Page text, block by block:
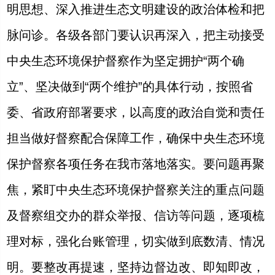
明思想、深入推进生态文明建设的政治体检和把
脉问诊。各级各部门要认识再深入，把主动接受
中央生态环境保护督察作为坚定拥护“两个确
立”、坚决做到“两个维护”的具体行动，按照省
委、省政府部署要求，以高度的政治自觉和责任
担当做好督察配合保障工作，确保中央生态环境
保护督察各项任务在我市落地落实。要问题再聚
焦，紧盯中央生态环境保护督察关注的重点问题
及督察组交办的群众举报、信访等问题，逐项梳
理对标，强化台账管理，切实做到底数清、情况
明。要整改再提速，坚持边督边改、即知即改，